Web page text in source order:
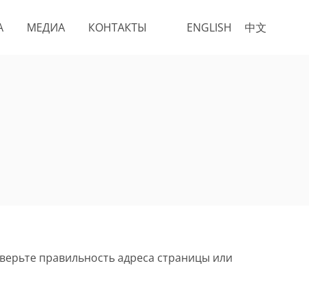
ENGLISH 中文
МЕДИА КОНТАКТЫ
правильность адреса страницы или